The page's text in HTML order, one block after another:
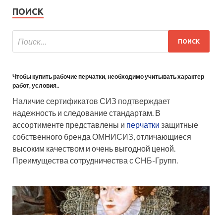
ПОИСК
Чтобы купить рабочие перчатки, необходимо учитывать характер
работ, условия..
Наличие сертификатов СИЗ подтверждает
надежность и следование стандартам. В
ассортименте представлены и перчатки защитные
собственного бренда ОМНИСИЗ, отличающиеся
высоким качеством и очень выгодной ценой.
Преимущества сотрудничества с СНБ-Групп.